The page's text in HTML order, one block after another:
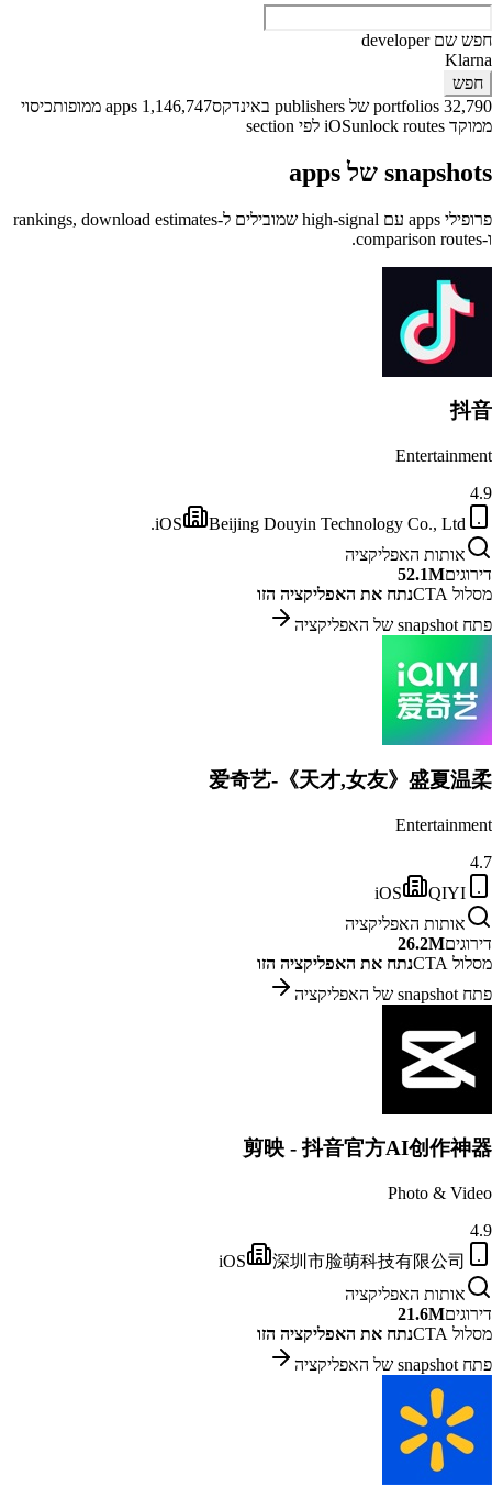
חפש שם app
Wolt
חפש
32,790 portfolios של publishers באינדקס
1,146,747 apps ממופות
כיסוי
ממוקד iOS unlock routes לפי section
snapshots של apps
פרופילי apps עם high-signal שמובילים ל-rankings, download estimates
ו-comparison routes.
抖音
Entertainment
4.9
iOS
Beijing Douyin Technology Co., Ltd.
אותות האפליקציה
דירוגים52.1M
מסלול CTA
נתח את האפליקציה הזו
פתח snapshot של האפליקציה
爱奇艺-《天才,女友》盛夏温柔
Entertainment
4.7
iOS
QIYI
אותות האפליקציה
דירוגים26.2M
מסלול CTA
נתח את האפליקציה הזו
פתח snapshot של האפליקציה
剪映 - 抖音官方AI创作神器
Photo & Video
4.9
iOS
深圳市脸萌科技有限公司
אותות האפליקציה
דירוגים21.6M
מסלול CTA
נתח את האפליקציה הזו
פתח snapshot של האפליקציה